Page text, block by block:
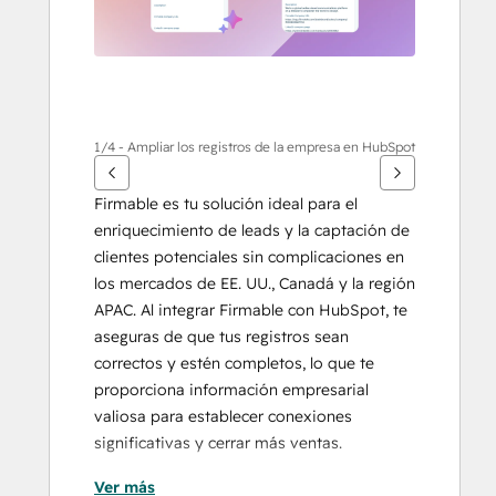
1/4 - Ampliar los registros de la empresa en HubSpot
Firmable es tu solución ideal para el
enriquecimiento de leads y la captación de
clientes potenciales sin complicaciones en
los mercados de EE. UU., Canadá y la región
APAC. Al integrar Firmable con HubSpot, te
aseguras de que tus registros sean
correctos y estén completos, lo que te
proporciona información empresarial
valiosa para establecer conexiones
significativas y cerrar más ventas.
Ver más